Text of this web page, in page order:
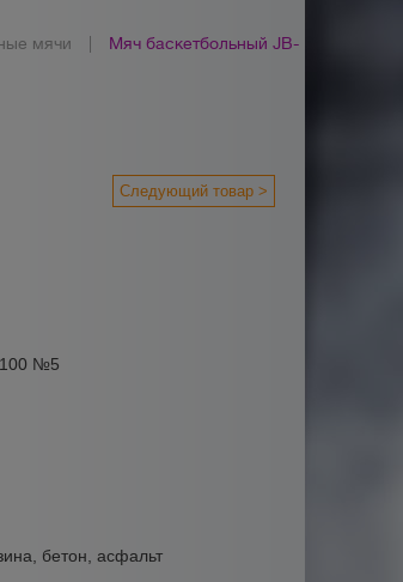
мячи
Мяч баскетбольный JB-
Следующий товар >
100 №5
бетон, асфальт